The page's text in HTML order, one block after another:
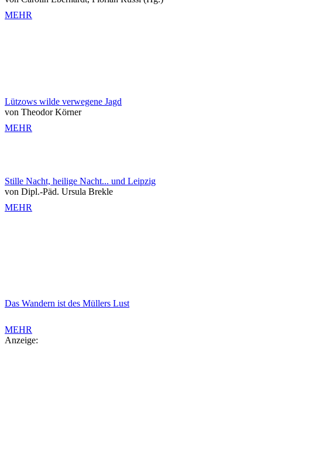
MEHR
Lützows wilde verwegene Jagd
von Theodor Körner
MEHR
Stille Nacht, heilige Nacht... und Leipzig
von Dipl.-Päd. Ursula Brekle
MEHR
Das Wandern ist des Müllers Lust
MEHR
Anzeige: